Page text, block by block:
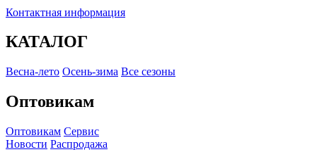
Контактная информация
КАТАЛОГ
Весна-лето Осень-зима Все сезоны
Оптовикам
Оптовикам Сервис
Новости Распродажа